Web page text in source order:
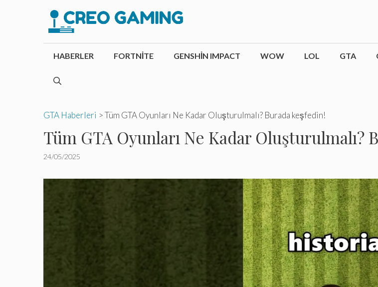
HABERLER FORTNITE GENSHIN IMPACT WOW LOL GTA
GTA Haberleri >Tüm GTA Oyunları Ne Kadar Oluşturulmalı? Burada keşfedin!
Tüm GTA Oyunları Ne Kadar Oluşturulmalı?
24/05/2025